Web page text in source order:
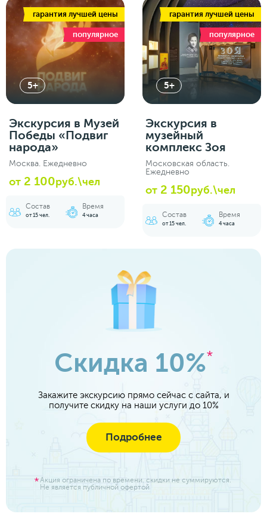
гарантия лучшей цены
популярное
5+
Экскурсия в Музей
Победы «Подвиг
народа»
Москва. Ежедневно
от 2 100руб.\чел
Состав
от 15 чел.
Время
4 часа
гарантия лучшей цены
популярное
5+
Экскурсия в
музейный
комплекс Зоя
Московская область.
Ежедневно
от 2 150руб.\чел
Состав
от 15 чел.
Время
4 часа
Скидка 10%*
Закажите экскурсию прямо сейчас с сайта, и
получите скидку на наши услуги до 10%
Подробнее
Акция ограничена по времени. скидки не суммируются.
Не является публичной офертой